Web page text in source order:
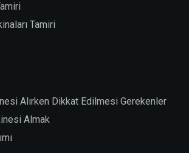
Tamiri
Alırken Dikkat Edilmesi Gerekenler
Almak